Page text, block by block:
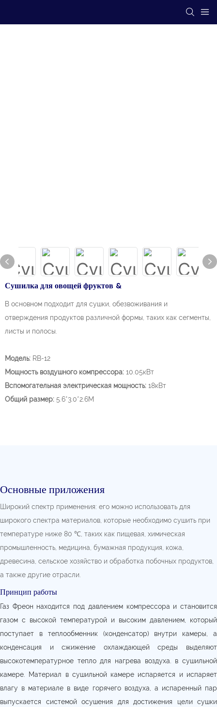
Сушилка для овощей фруктов &
В основном подходит для сушки, обезвоживания и
отверждения продуктов различной формы, таких как сегменты,
листы и полосы.
Модель: RB-12
Мощность воздушного компрессора: 10.05кВт
Вспомогательная электрическая мощность: 18кВт
Общий размер: 5.6*3.0*2.6М
Основные приложения
Широкий спектр применения: его можно использовать для
широкого спектра материалов, которые необходимо сушить при
температуре ниже 80 ℃, таких как пищевая, химическая
промышленность, медицина, бумажная продукция, кожа,
древесина, сельское хозяйство и обработка побочных продуктов,
а также другие отрасли.
Принцип работы
Газ Фреон находится под давлением компрессора и становится
газом с высокой температурой и высоким давлением, который
поступает в теплообменник (конденсатор) внутри камеры, а
конденсация и сжижение охлаждающей среды выделяют
высокотемпературное тепло для нагрева воздуха. в сушильной
камере. Материал в сушильной камере испаряется и испаряет
влагу в материале в виде горячего воздуха, а испаренный пар
выпускается системой осушения для достижения цели сушки